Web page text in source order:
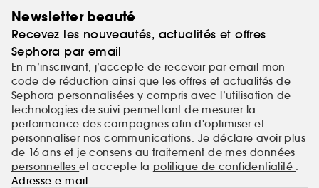
Newsletter beauté
Recevez les nouveautés, actualités et offres
Sephora par email
En m’inscrivant, j’accepte de recevoir par email mon
code de réduction ainsi que les offres et actualités de
Sephora personnalisées y compris avec l’utilisation de
technologies de suivi permettant de mesurer la
performance des campagnes afin d'optimiser et
personnaliser nos communications. Je déclare avoir plus
de 16 ans et je consens au traitement de mes données
personnelleset accepte la politique de confidentialité .
Adresse e-mail